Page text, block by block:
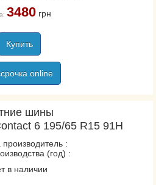
3480грн
Купить
online
шины
6 195/65 R15 91H
:
(год) :
в наличии